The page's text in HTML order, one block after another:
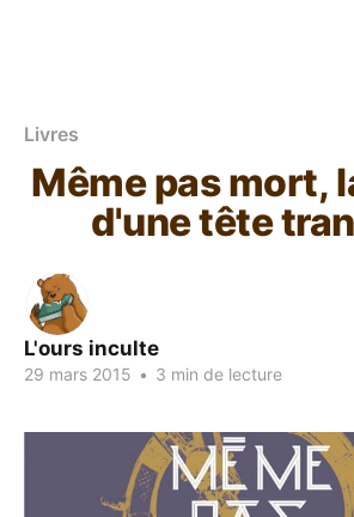
Livres
Même pas mort,
d'une tête
L'ours inculte
29 mars 2015 • 3 min de lecture